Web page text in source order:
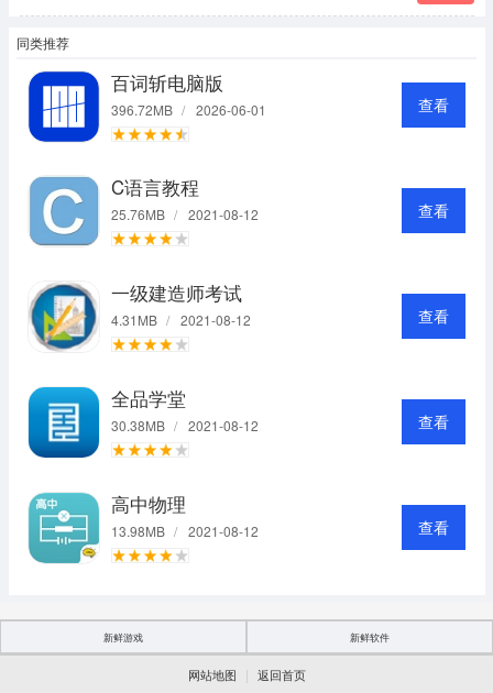
同类推荐
百词斩电脑版
396.72MB / 2026-06-01 查看
C语言教程
25.76MB / 2021-08-12 查看
一级建造师考试
4.31MB / 2021-08-12 查看
全品学堂
30.38MB / 2021-08-12 查看
高中物理
13.98MB / 2021-08-12 查看
新鲜游戏 新鲜软件
网站地图 | 返回首页